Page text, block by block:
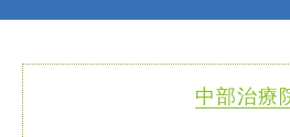
中部治療